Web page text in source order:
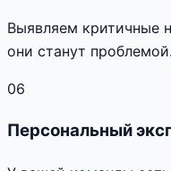
Выявляем критичные
они станут проблемой.
06
Персональный